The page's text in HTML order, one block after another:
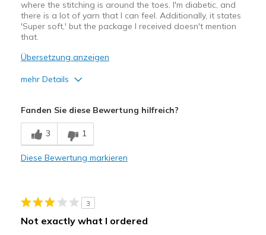
where the stitching is around the toes. I'm diabetic, and
there is a lot of yarn that I can feel. Additionally, it states
'Super soft,' but the package I received doesn't mention
that.
Übersetzung anzeigen
mehr Details
Geeignete Verwendung
Casual Wear
Sizing
View On Shoes
Shoes are for Wearing
Fanden Sie diese Bewertung hilfreich?
3 1
Diese Bewertung markieren
3
Not exactly what I ordered